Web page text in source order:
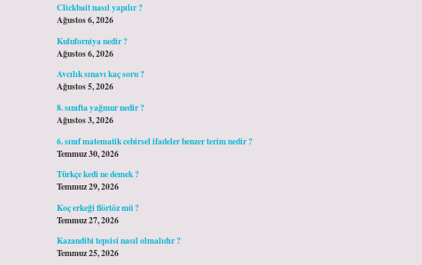
Clickbait nasıl yapılır ?
Ağustos 6, 2026
Kuluforniya nedir ?
Ağustos 6, 2026
Avcılık sınavı kaç soru ?
Ağustos 5, 2026
8. sınıfta yağmur nedir ?
Ağustos 3, 2026
6. sınıf matematik cebirsel ifadeler benzer terim nedir ?
Temmuz 30, 2026
Türkçe kedi ne demek ?
Temmuz 29, 2026
Koç erkeği flörtöz mü ?
Temmuz 27, 2026
Kazandibi tepsisi nasıl olmalıdır ?
Temmuz 25, 2026